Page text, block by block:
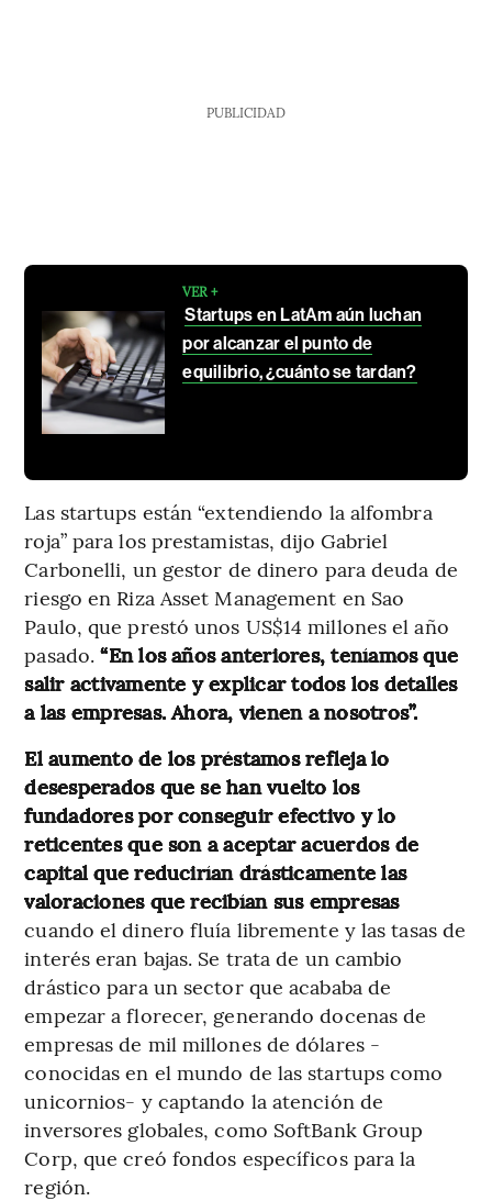
PUBLICIDAD
VER +
Startups en LatAm aún luchan
por alcanzar el punto de
equilibrio, ¿cuánto se tardan?
Las startups están “extendiendo la alfombra
roja” para los prestamistas, dijo Gabriel
Carbonelli, un gestor de dinero para deuda de
riesgo en Riza Asset Management en Sao
Paulo, que prestó unos US$14 millones el año
pasado. “En los años anteriores, teníamos que
salir activamente y explicar todos los detalles
a las empresas. Ahora, vienen a nosotros”.
El aumento de los préstamos refleja lo
desesperados que se han vuelto los
fundadores por conseguir efectivo y lo
reticentes que son a aceptar acuerdos de
capital que reducirían drásticamente las
valoraciones que recibían sus empresas
cuando el dinero fluía libremente y las tasas de
interés eran bajas. Se trata de un cambio
drástico para un sector que acababa de
empezar a florecer, generando docenas de
empresas de mil millones de dólares -
conocidas en el mundo de las startups como
unicornios- y captando la atención de
inversores globales, como SoftBank Group
Corp, que creó fondos específicos para la
región.